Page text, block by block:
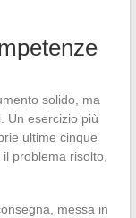
solido, ma
Un esercizio più
ultime cinque
problema risolto,
messa in